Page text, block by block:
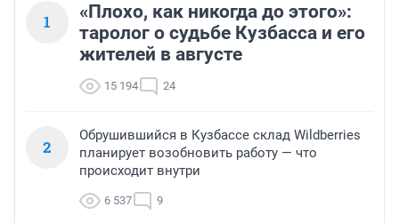
1
«Плохо, как никогда до этого»:
таролог о судьбе Кузбасса и его
жителей в августе
15 194 24
2
Обрушившийся в Кузбассе склад Wildberries
планирует возобновить работу — что
происходит внутри
6 537 9